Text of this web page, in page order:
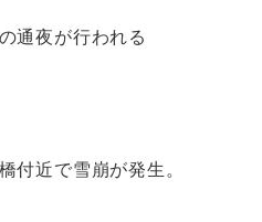
通夜が行われる
付近で雪崩が発生。